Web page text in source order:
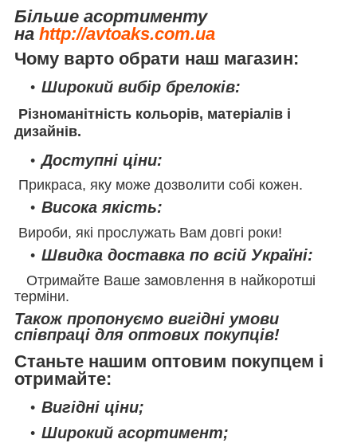
Більше асортименту
на http://avtoaks.com.ua
Чому варто обрати наш магазин:
Широкий вибір брелоків:
Різноманітність кольорів, матеріалів і
дизайнів.
Доступні ціни:
Прикраса, яку може дозволити собі кожен.
Висока якість:
Вироби, які прослужать Вам довгі роки!
Швидка доставка по всій Україні:
Отримайте Ваше замовлення в найкоротші
терміни.
Також пропонуємо вигідні умови
співпраці для оптових покупців!
Станьте нашим оптовим покупцем і
отримайте:
Вигідні ціни;
Широкий асортимент;